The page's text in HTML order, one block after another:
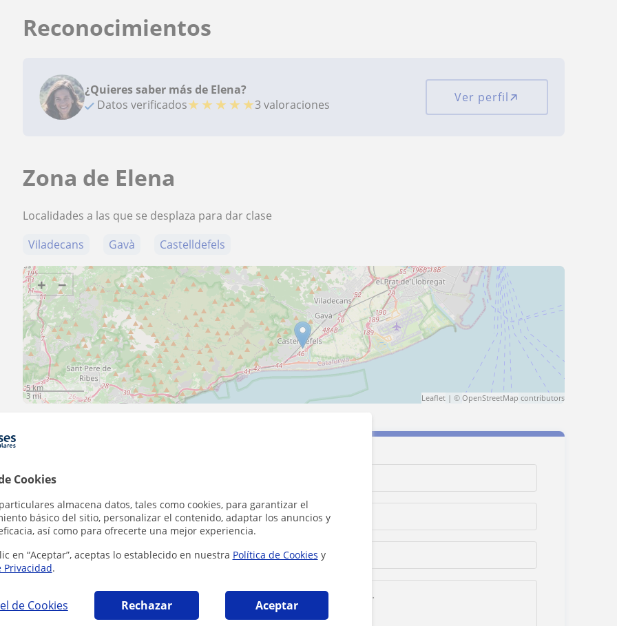
Cookies
almacena datos, tales como cookies, para garantizar el
básico del sitio, personalizar el contenido, adaptar los anuncios y
así como para ofrecerte una mejor experiencia.
en “Aceptar”, aceptas lo establecido en nuestra Política de Cookies y
Privacidad.
de Cookies Rechazar Aceptar
Reconocimientos
¿Quieres saber más de Elena?
Datos verificados★ ★ ★ ★ ★3 valoraciones Ver perfil
Zona de Elena
Localidades a las que se desplaza para dar clase
Viladecans
Gavà Castelldefels
+ −
5 km
3 mi
Leaflet| © OpenStreetMap contributors
Contacta con Elena
Tarifa 15€/h